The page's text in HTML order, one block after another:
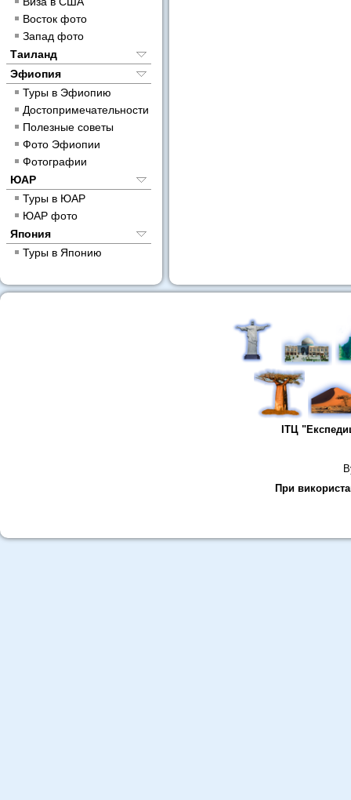
Восток фото
Запад фото
Таиланд
Эфиопия
Туры в Эфиопию
Достопримечательности
Полезные советы
Фото Эфиопии
Фотографии
ЮАР
Туры в ЮАР
ЮАР фото
Япония
Туры в Японию
ІТЦ
При